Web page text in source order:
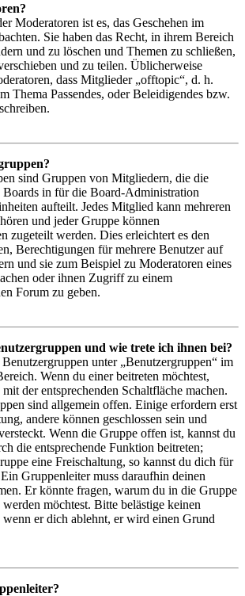
Moderatoren ist es, das Geschehen im
Sie haben das Recht, in ihrem Bereich
und zu löschen und Themen zu schließen,
und zu teilen. Üblicherweise
dass Mitglieder „offtopic“, d. h.
Thema Passendes, oder Beleidigendes bzw.
sind Gruppen von Mitgliedern, die die
in für die Board-Administration
aufteilt. Jedes Mitglied kann mehreren
und jeder Gruppe können
zugeteilt werden. Dies erleichtert es den
Berechtigungen für mehrere Benutzer auf
und sie zum Beispiel zu Moderatoren eines
oder ihnen Zugriff zu einem
Forum zu geben.
und wie trete ich ihnen bei?
unter „Benutzergruppen“ im
Wenn du einer beitreten möchtest,
der entsprechenden Schaltfläche machen.
sind allgemein offen. Einige erfordern erst
andere können geschlossen sein und
Wenn die Gruppe offen ist, kannst du
die entsprechende Funktion beitreten;
eine Freischaltung, so kannst du dich für
Gruppenleiter muss daraufhin deinen
Er könnte fragen, warum du in die Gruppe
möchtest. Bitte belästige keinen
wenn er dich ablehnt, er wird einen Grund